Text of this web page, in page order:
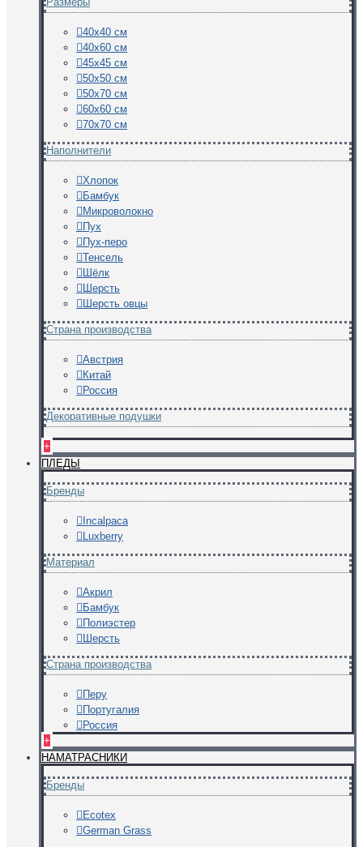
40х40 см
40х60 см
45х45 см
50х50 см
50х70 см
60х60 см
70х70 см
Наполнители
Хлопок
Бамбук
Микроволокно
Пух
Пух-перо
Тенсель
Шёлк
Шерсть
Шерсть овцы
Страна производства
Австрия
Китай
Россия
Декоративные подушки
+
ПЛЕДЫ
Бренды
Incalpaca
Luxberry
Материал
Акрил
Бамбук
Полиэстер
Шерсть
Страна производства
Перу
Португалия
Россия
+
НАМАТРАСНИКИ
Бренды
Ecotex
German Grass